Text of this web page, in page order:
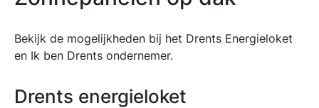
Bekijk de mogelijkheden bij het Drents Energieloket
en Ik ben Drents ondernemer.
Drents energieloket